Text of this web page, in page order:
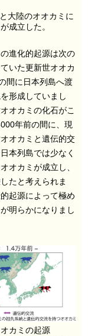
大陸のオオカミに
成立した。
進化的起源は次の
いた更新世オオカ
間に日本列島へ渡
形成していまし
オカミの化石がこ
年前の間に、現
オカミと遺伝的交
本列島では少なく
オカミが成立し、
たと考えられま
起源によって極め
明らかになりまし
カミの起源